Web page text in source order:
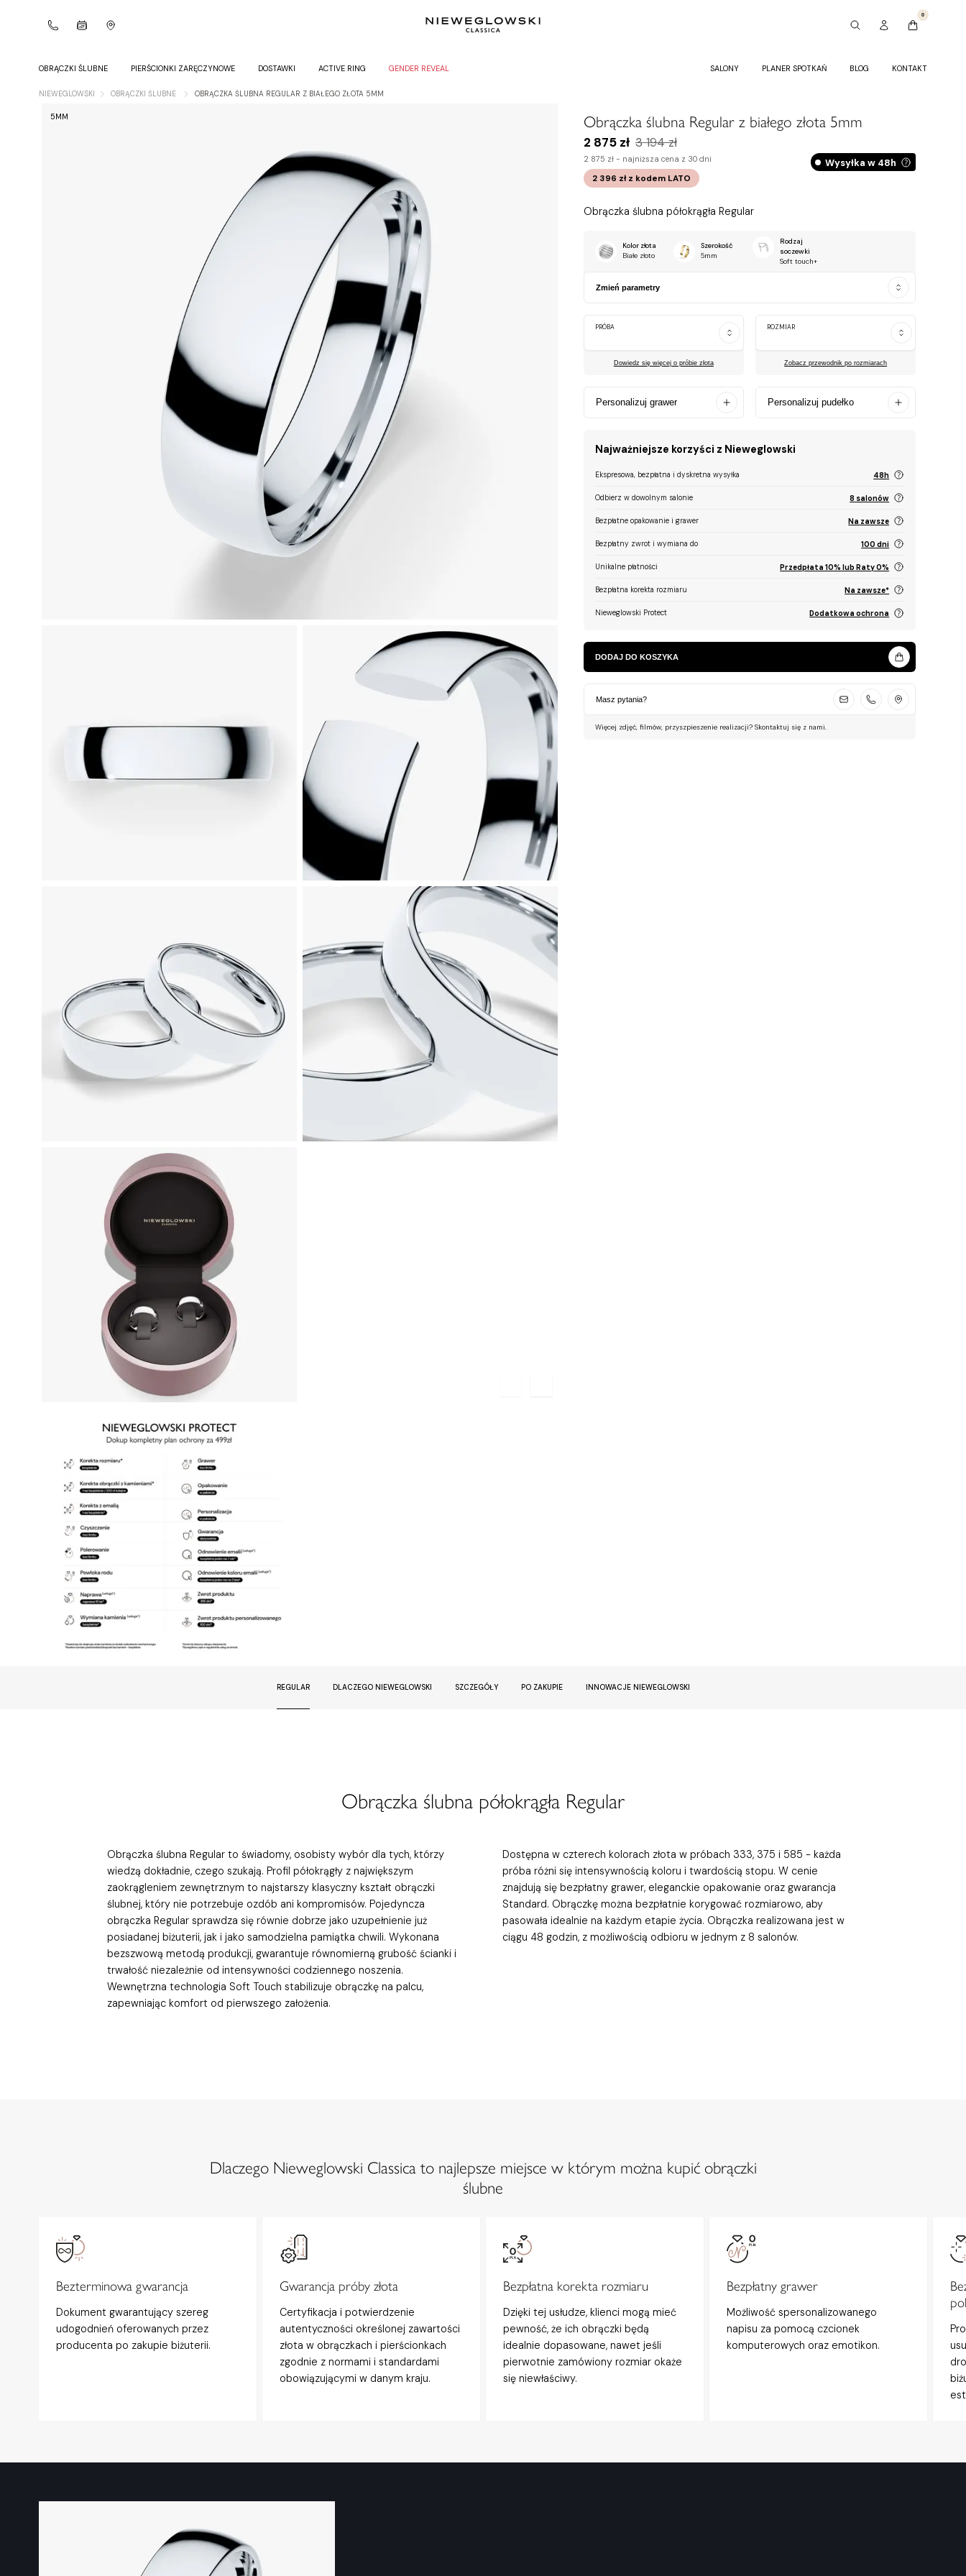
0
OBRĄCZKI ŚLUBNE PIERŚCIONKI ZARĘCZYNOWE DOSTAWKI ACTIVE RING GENDER REVEAL SALONY PLANER SPOTKAŃ BLOG KONTAKT
NIEWEGLOWSKI OBRĄCZKI ŚLUBNE OBRĄCZKA ŚLUBNA REGULAR Z BIAŁEGO ZŁOTA 5MM
5MM Obrączka ślubna Regular z białego złota 5mm
2 875 zł 3 194 zł
2 875 zł - najniższa cena z 30 dni
2 396 zł z kodemLATO
Wysyłka w 48h
Obrączka ślubna półokrągła Regular
Kolor złota
Białe złoto
Szerokość
5mm
Rodzaj
soczewki
Soft touch+
Zmień parametry
PRÓBA
Dowiedz się więcej o próbie złota
ROZMIAR
Zobacz przewodnik po rozmiarach
Personalizuj grawer Personalizuj pudełko
Najważniejsze korzyści z Nieweglowski
Ekspresowa, bezpłatna i dyskretna wysyłka 48h
Odbierz w dowolnym salonie 8 salonów
Bezpłatne opakowanie i grawer Na zawsze
Bezpłatny zwrot i wymiana do 100 dni
Unikalne płatności Przedpłata 10% lub Raty 0%
Bezpłatna korekta rozmiaru Na zawsze*
Nieweglowski Protect Dodatkowa ochrona
DODAJ DO KOSZYKA
Masz pytania?
Więcej zdjęć, filmów, przyszpieszenie realizacji? Skontaktuj się z nami.
REGULAR DLACZEGO NIEWEGLOWSKI SZCZEGÓŁY PO ZAKUPIE INNOWACJE NIEWEGLOWSKI
Obrączka ślubna półokrągła Regular
Obrączka ślubna Regular to świadomy, osobisty wybór dla tych, którzy
wiedzą dokładnie, czego szukają. Profil półokrągły z największym
zaokrągleniem zewnętrznym to najstarszy klasyczny kształt obrączki
ślubnej, który nie potrzebuje ozdób ani kompromisów. Pojedyncza
obrączka Regular sprawdza się równie dobrze jako uzupełnienie już
posiadanej biżuterii, jak i jako samodzielna pamiątka chwili. Wykonana
bezszwową metodą produkcji, gwarantuje równomierną grubość ścianki i
trwałość niezależnie od intensywności codziennego noszenia.
Wewnętrzna technologia Soft Touch stabilizuje obrączkę na palcu,
zapewniając komfort od pierwszego założenia.
Dostępna w czterech kolorach złota w próbach 333, 375 i 585 - każda
próba różni się intensywnością koloru i twardością stopu. W cenie
znajdują się bezpłatny grawer, eleganckie opakowanie oraz gwarancja
Standard. Obrączkę można bezpłatnie korygować rozmiarowo, aby
pasowała idealnie na każdym etapie życia. Obrączka realizowana jest w
ciągu 48 godzin, z możliwością odbioru w jednym z 8 salonów.
Dlaczego Nieweglowski Classica to najlepsze miejsce w którym można kupić obrączki
ślubne
Bezterminowa gwarancja
Dokument gwarantujący szereg
udogodnień oferowanych przez
producenta po zakupie biżuterii.
Gwarancja próby złota
Certyfikacja i potwierdzenie
autentyczności określonej zawartości
złota w obrączkach i pierścionkach
zgodnie z normami i standardami
obowiązującymi w danym kraju.
Bezpłatna korekta rozmiaru
Dzięki tej usłudze, klienci mogą mieć
pewność, że ich obrączki będą
idealnie dopasowane, nawet jeśli
pierwotnie zamówiony rozmiar okaże
się niewłaściwy.
Bezpłatny grawer
Możliwość spersonalizowanego
napisu za pomocą czcionek
komputerowych oraz emotikon.